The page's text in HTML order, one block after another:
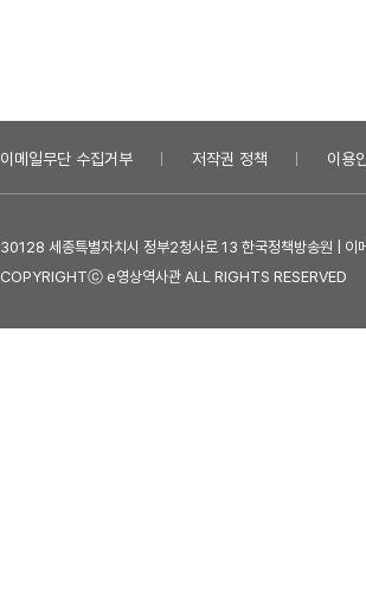
이메일무단 수집거부 저작권 정책 이용
30128 세종특별자치시 정부2청사로 13 한국정책방송원 |
COPYRIGHTⓒ e영상역사관 ALL RIGHTS RESERVED